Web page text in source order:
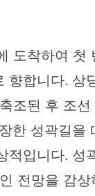
도착하여 첫
향합니다. 상
조된 후 조선
한 성곽길을
적입니다. 성
전망을 감